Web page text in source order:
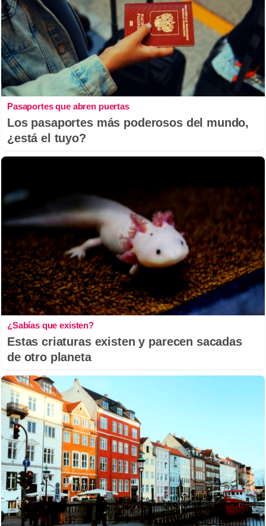
Pasaportes que abren puertas
Los pasaportes más poderosos del mundo,
¿está el tuyo?
¿Sabías que existen?
Estas criaturas existen y parecen sacadas
de otro planeta